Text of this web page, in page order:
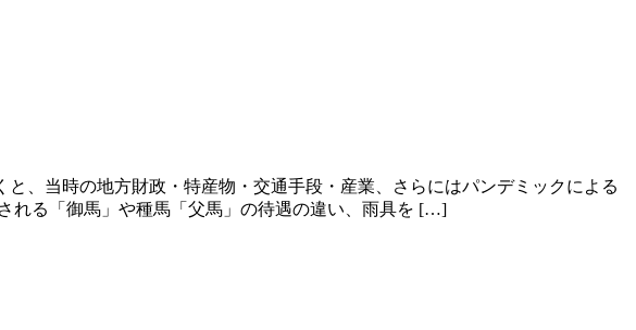
、当時の地方財政・特産物・交通手段・産業、さらにはパンデミックによる
れる「御馬」や種馬「父馬」の待遇の違い、雨具を […]